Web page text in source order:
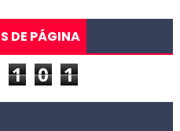
DE PÁGINA
1 0 1